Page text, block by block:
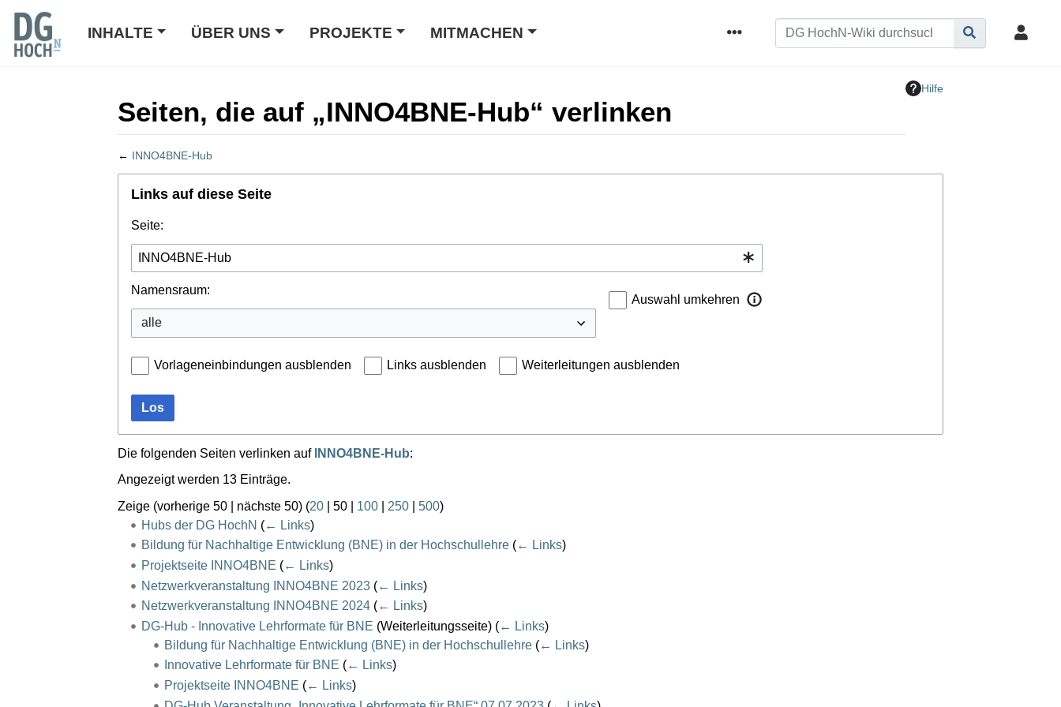
INHALTE ÜBER UNS PROJEKTE MITMACHEN
Hilfe
Seiten, die auf „INNO4BNE-Hub“ verlinken
← INNO4BNE-Hub
Wechseln zu:Navigation,Suche
Links auf diese Seite
Seite:
Namensraum:
Auswahl umkehren
Vorlageneinbindungen ausblenden Links ausblenden Weiterleitungen ausblenden
Los
Die folgenden Seiten verlinken auf INNO4BNE-Hub:
Angezeigt werden 13 Einträge.
Zeige (vorherige 50 nächste 50) (20 50 100 250 500)
Hubs der DG HochN (← Links)
Bildung für Nachhaltige Entwicklung (BNE) in der Hochschullehre (← Links)
Projektseite INNO4BNE (← Links)
Netzwerkveranstaltung INNO4BNE 2023 (← Links)
Netzwerkveranstaltung INNO4BNE 2024 (← Links)
DG-Hub - Innovative Lehrformate für BNE (Weiterleitungsseite) (← Links)
Bildung für Nachhaltige Entwicklung (BNE) in der Hochschullehre (← Links)
Innovative Lehrformate für BNE (← Links)
Projektseite INNO4BNE (← Links)